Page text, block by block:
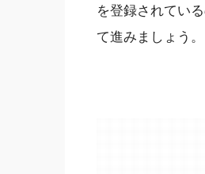
を登録されてい
て進みましょう。